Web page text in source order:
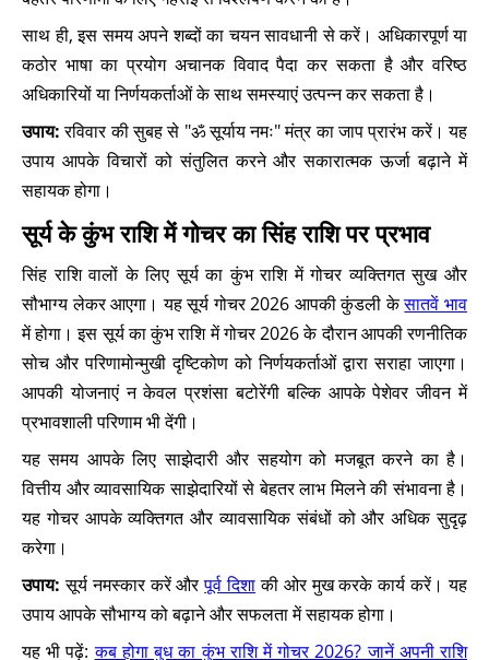
साथ ही, इस समय अपने शब्दों का चयन सावधानी से करें। अधिकारपूर्ण या
कठोर भाषा का प्रयोग अचानक विवाद पैदा कर सकता है और वरिष्ठ
अधिकारियों या निर्णयकर्ताओं के साथ समस्याएं उत्पन्न कर सकता है।
उपाय:रविवार की सुबह से "ॐ सूर्याय नमः" मंत्र का जाप प्रारंभ करें। यह
उपाय आपके विचारों को संतुलित करने और सकारात्मक ऊर्जा बढ़ाने में
सहायक होगा।
सूर्य के कुंभ राशि में गोचर का सिंह राशि पर प्रभाव
सिंह राशि वालों के लिए सूर्य का कुंभ राशि में गोचर व्यक्तिगत सुख और
सौभाग्य लेकर आएगा। यह सूर्य गोचर 2026 आपकी कुंडली केसातवें भाव
में होगा। इस सूर्य का कुंभ राशि में गोचर 2026 के दौरान आपकी रणनीतिक
सोच और परिणामोन्मुखी दृष्टिकोण को निर्णयकर्ताओं द्वारा सराहा जाएगा।
आपकी योजनाएं न केवल प्रशंसा बटोरेंगी बल्कि आपके पेशेवर जीवन में
प्रभावशाली परिणाम भी देंगी।
यह समय आपके लिए साझेदारी और सहयोग को मजबूत करने का है।
वित्तीय और व्यावसायिक साझेदारियों से बेहतर लाभ मिलने की संभावना है।
यह गोचर आपके व्यक्तिगत और व्यावसायिक संबंधों को और अधिक सुदृढ़
करेगा।
उपाय: सूर्य नमस्कार करें औरपूर्व दिशाकी ओर मुख करके कार्य करें। यह
उपाय आपके सौभाग्य को बढ़ाने और सफलता में सहायक होगा।
यह भी पढ़ें:कब होगा बुध का कुंभ राशि में गोचर 2026? जानें अपनी राशि